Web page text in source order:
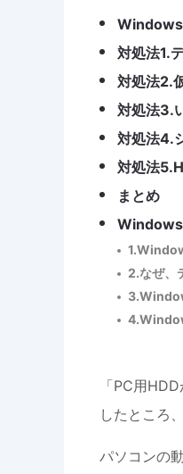
Windows
対処法1.
対処法2.
対処法3.
対処法4.
対処法
まとめ
Windows
2.なぜ、
「PC用
したところ
パソコンの